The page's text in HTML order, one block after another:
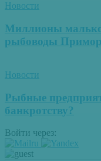
Новости
Миллионы
рыбоводы
Новости
Рыбные
банкротству?
Войти через: